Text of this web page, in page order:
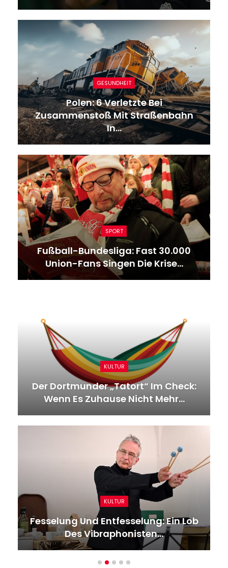
GESUNDHEIT
Polen: 6 Verletzte Bei
Zusammenstoß Mit Straßenbahn
In…
SPORT
Fußball-Bundesliga: Fast 30.000
Union-Fans Singen Die Krise…
KULTUR
Der Dortmunder „Tatort“ Im Check:
Wenn Es Zuhause Nicht Mehr…
KULTUR
Fesselung Und Entfesselung: Ein Lob
Des Vibraphonisten…